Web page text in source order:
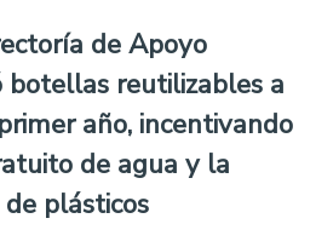
de Apoyo
reutilizables a
año, incentivando
de agua y la
plásticos